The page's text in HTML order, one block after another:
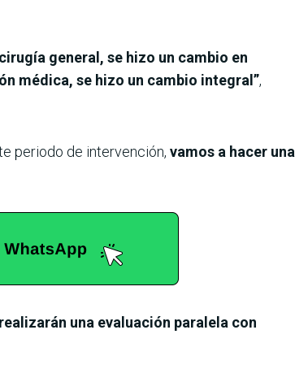
general, se hizo un cambio en
médica, se hizo un cambio integral”,
periodo de intervención, vamos a hacer una
una evaluación paralela con